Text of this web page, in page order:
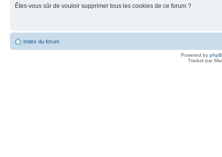
Êtes-vous sûr de vouloir supprimer tous les cookies de ce forum ?
Index du forum
Powered by
Traduit par